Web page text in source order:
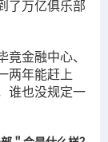
了万亿俱乐部
金融中心、
两年能赶上
谁也没规定一